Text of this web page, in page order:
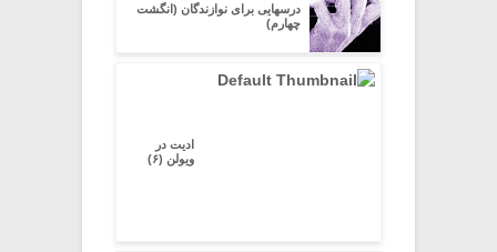
درسهایی برای نوازندگان (انگشت
چهارم)
ادیت در
ویولن (۶)